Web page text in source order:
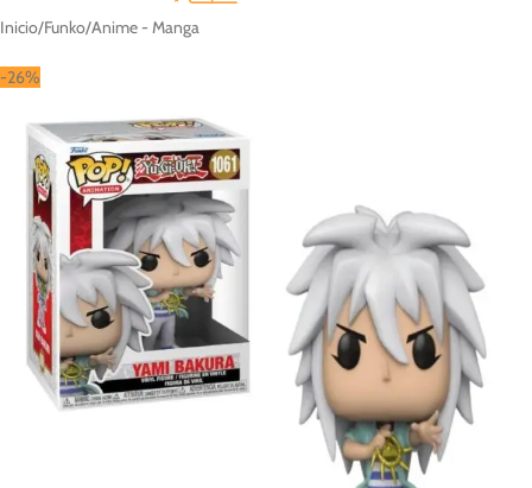
Inicio/Funko/Anime - Manga
-26%